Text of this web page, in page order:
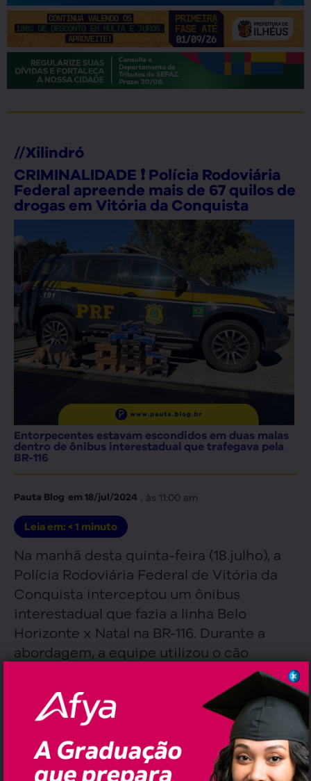
//Xilindró
CRIMINALIDADE ❗ Polícia Rodoviária
Federal apreende mais de 67 quilos de
drogas em Vitória da Conquista
Entorpecentes estavam escondidos em duas malas
dentro de ônibus interestadual que trafegava pela
BR-116
Pauta Blog em18/jul/2024 , às 11:00 am
Leia em: < 1 minuto
Na manhã desta quinta-feira (18.julho), a
Polícia Rodoviária Federal de Vitória da
Conquista interceptou um ônibus
interestadual que fazia a linha Belo
Horizonte x Natal na BR-116. Durante a
abordagem, a equipe utilizou o cão
presença de substâncias suspeitas em
duas malas.
Ao verificar as bagagens, os policiais
encontraram 48 tabletes de maconha,